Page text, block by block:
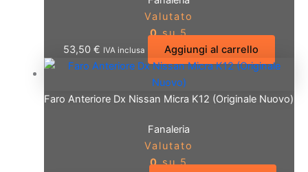
Valutato
0su 5
53,50 € IVA inclusa Aggiungi al carrello
Faro Anteriore Dx Nissan Micra K12 (Originale Nuovo)
Fanaleria
Valutato
0su 5